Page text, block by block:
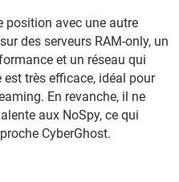
position avec une autre
des serveurs RAM-only, un
et un réseau qui
est très efficace, idéal pour
En revanche, il ne
aux NoSpy, ce qui
CyberGhost.